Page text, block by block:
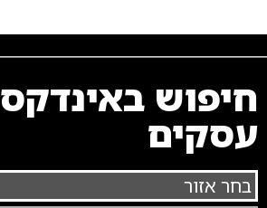
חיפוש באינדקס
עסקים